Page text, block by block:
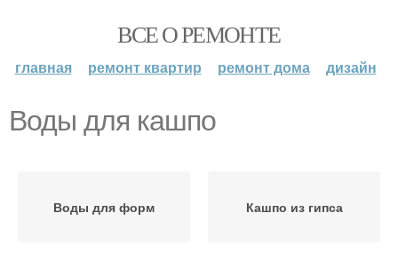
ВСЕ О РЕМОНТЕ
главная ремонт квартир ремонт дома дизайн
Воды для кашпо
Воды для форм Кашпо из гипса